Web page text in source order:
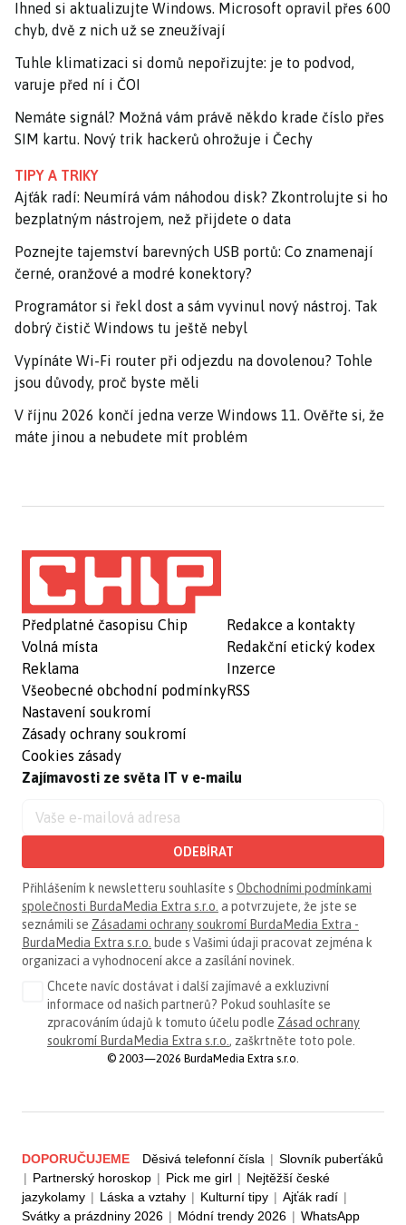
Ihned si aktualizujte Windows. Microsoft opravil přes 600
chyb, dvě z nich už se zneužívají
Tuhle klimatizaci si domů nepořizujte: je to podvod,
varuje před ní i ČOI
Nemáte signál? Možná vám právě někdo krade číslo přes
SIM kartu. Nový trik hackerů ohrožuje i Čechy
TIPY A TRIKY
Ajťák radí: Neumírá vám náhodou disk? Zkontrolujte si ho
bezplatným nástrojem, než přijdete o data
Poznejte tajemství barevných USB portů: Co znamenají
černé, oranžové a modré konektory?
Programátor si řekl dost a sám vyvinul nový nástroj. Tak
dobrý čistič Windows tu ještě nebyl
Vypínáte Wi-Fi router při odjezdu na dovolenou? Tohle
jsou důvody, proč byste měli
V říjnu 2026 končí jedna verze Windows 11. Ověřte si, že
máte jinou a nebudete mít problém
Předplatné časopisu Chip
Volná místa
Reklama
Všeobecné obchodní podmínky
Nastavení soukromí
Zásady ochrany soukromí
Cookies zásady
Redakce a kontakty
Redakční etický kodex
Inzerce
RSS
Zajímavosti ze světa IT v e-mailu
ODEBÍRAT
Přihlášením k newsletteru souhlasíte s Obchodními podmínkami
společnosti BurdaMedia Extra s.r.o. a potvrzujete, že jste se
seznámili se Zásadami ochrany soukromí BurdaMedia Extra -
BurdaMedia Extra s.r.o. bude s Vašimi údaji pracovat zejména k
organizaci a vyhodnocení akce a zasílání novinek.
Chcete navíc dostávat i další zajímavé a exkluzivní
informace od našich partnerů? Pokud souhlasíte se
zpracováním údajů k tomuto účelu podle Zásad ochrany
soukromí BurdaMedia Extra s.r.o., zaškrtněte toto pole.
© 2003—2026 BurdaMedia Extra s.r.o.
DOPORUČUJEME Děsivá telefonní čísla | Slovník puberťáků
| Partnerský horoskop | Pick me girl | Nejtěžší české
jazykolamy | Láska a vztahy | Kulturní tipy | Ajťák radí |
Svátky a prázdniny 2026 | Módní trendy 2026 | WhatsApp